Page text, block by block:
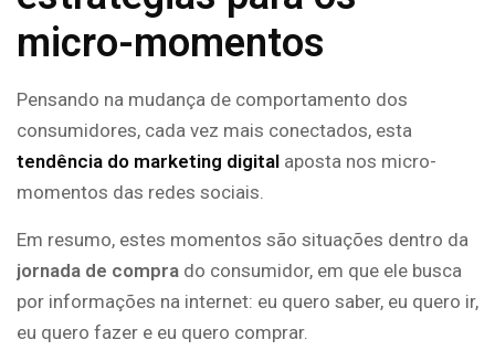
micro-momentos
Pensando na mudança de comportamento dos
consumidores, cada vez mais conectados, esta
tendência do marketing digital aposta nos micro-
momentos das redes sociais.
Em resumo, estes momentos são situações dentro da
jornada de compra do consumidor, em que ele busca
por informações na internet: eu quero saber, eu quero ir,
eu quero fazer e eu quero comprar.